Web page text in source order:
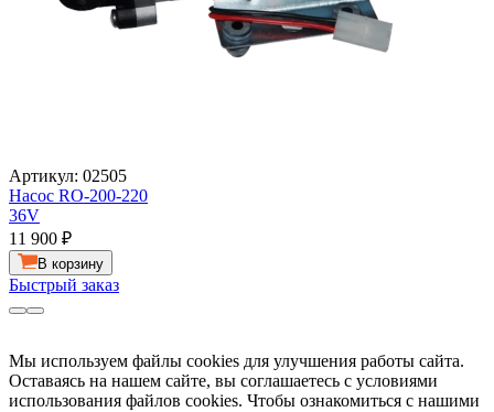
Артикул: 02505
Насос RO-200-220
36V
11 900 ₽
В корзину
Быстрый заказ
Мы используем файлы cookies для улучшения работы сайта.
Оставаясь на нашем сайте, вы соглашаетесь с условиями
использования файлов cookies. Чтобы ознакомиться с нашими